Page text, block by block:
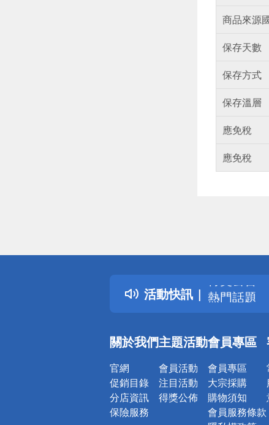
商品來源
保存天數
保存方式
保存溫層
應免稅
應免稅
活動快訊
詐騙網頁
得獎公告
熱門話題
銀行優惠
詐騙網頁
關於我們
官網
促銷目錄
分店資訊
保險服務
主題活動
會員活動
注目活動
得獎公佈
會員專區
會員專區
大宗採購
購物須知
會員服務條款